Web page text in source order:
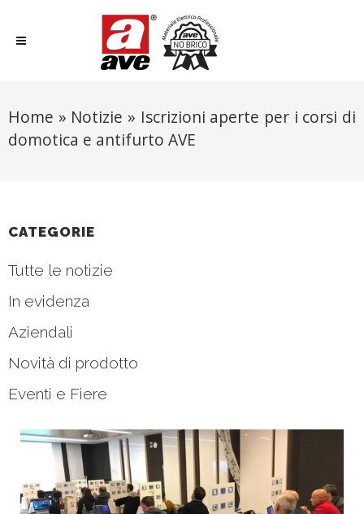
Home » Notizie » Iscrizioni aperte per i corsi di
domotica e antifurto AVE
CATEGORIE
Tutte le notizie
In evidenza
Aziendali
Novità di prodotto
Eventi e Fiere